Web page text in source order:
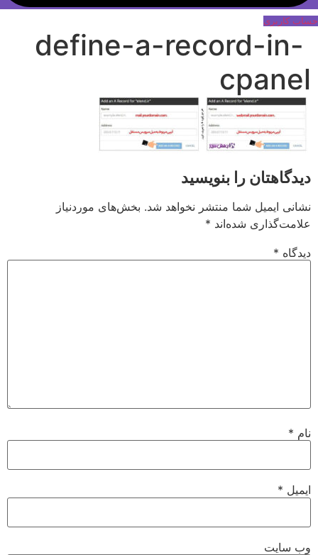
حساب کاربری
define-a-record-in-
cpanel
دیدگاهتان را بنویسید
نشانی ایمیل شما منتشر نخواهد شد. بخش‌های موردنیاز
علامت‌گذاری شده‌اند *
دیدگاه *
نام *
ایمیل *
وب‌ سایت